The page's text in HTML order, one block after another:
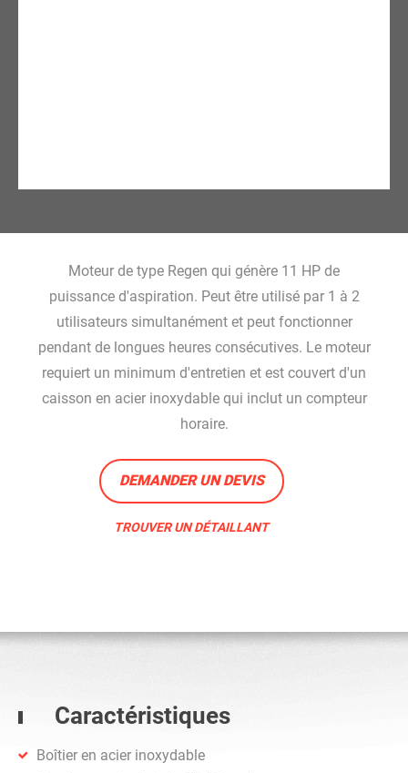
Moteur de type Regen qui génère 11 HP de
puissance d'aspiration. Peut être utilisé par 1 à 2
utilisateurs simultanément et peut fonctionner
pendant de longues heures consécutives. Le moteur
requiert un minimum d'entretien et est couvert d'un
caisson en acier inoxydable qui inclut un compteur
horaire.
DEMANDER UN DEVIS
TROUVER UN DÉTAILLANT
Caractéristiques
Boîtier en acier inoxydable